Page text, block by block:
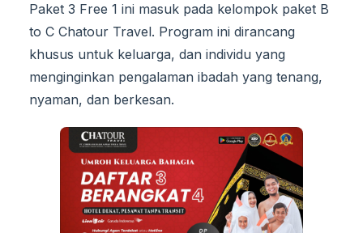
Paket 3 Free 1 ini masuk pada kelompok paket B
to C Chatour Travel. Program ini dirancang
khusus untuk keluarga, dan individu yang
menginginkan pengalaman ibadah yang tenang,
nyaman, dan berkesan.